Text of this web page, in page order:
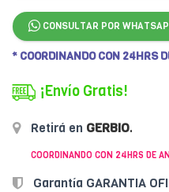
CONSULTAR POR
* COORDINANDO CON 24HRS
¡Envío Gratis!
Retirá en GERBIO.
COORDINANDO CON 24HRS DE
Garantía GARANTIA